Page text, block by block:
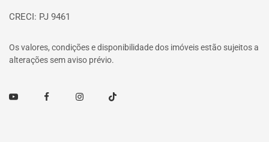
CRECI: PJ 9461
Os valores, condições e disponibilidade dos imóveis estão sujeitos a
alterações sem aviso prévio.
Youtube FacebookInstagramTikTok